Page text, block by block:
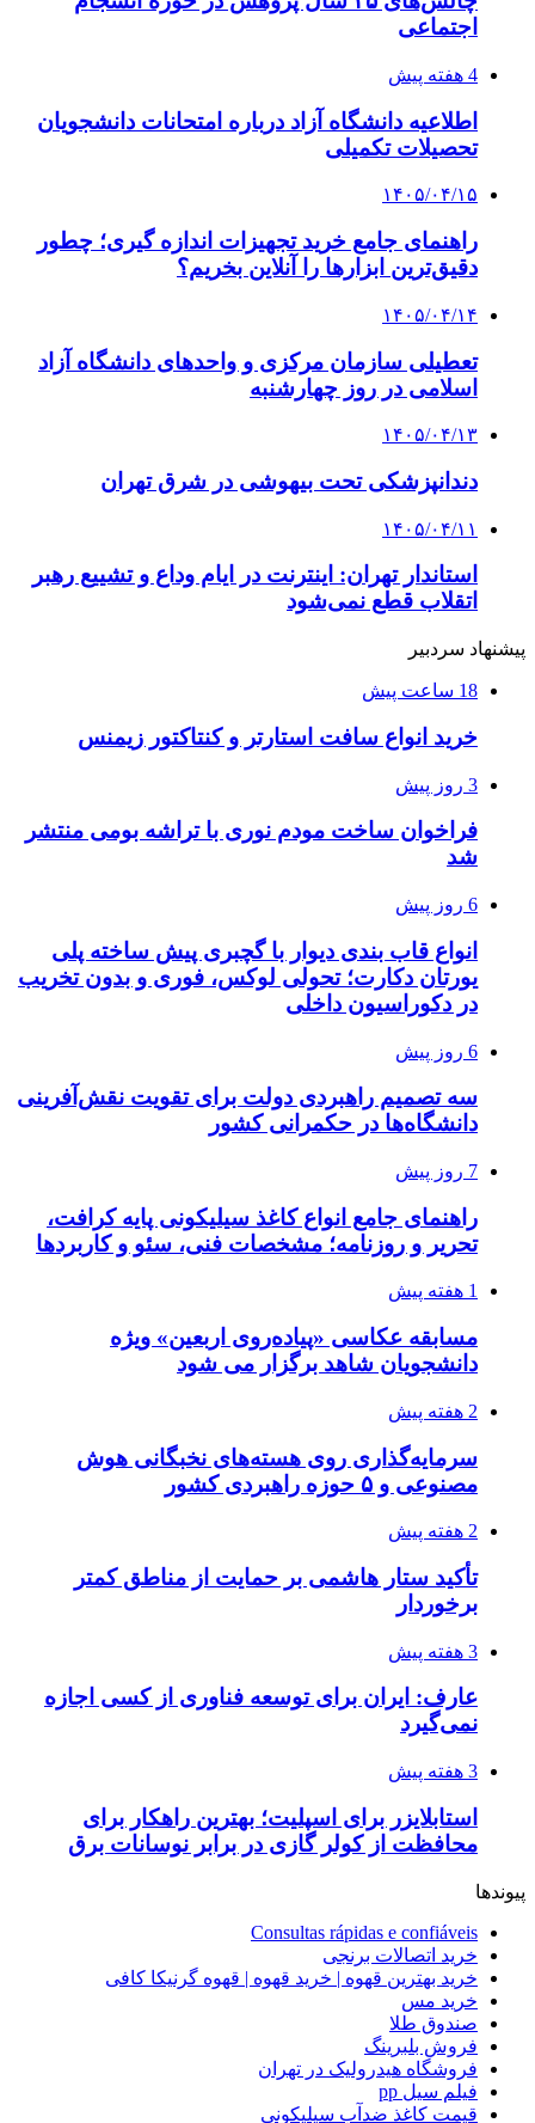
اجتماعی
4 هفته پیش
اطلاعیه دانشگاه آزاد درباره امتحانات دانشجویان
تحصیلات تکمیلی
۱۴۰۵/۰۴/۱۵
راهنمای جامع خرید تجهیزات اندازه گیری؛ چطور
دقیق‌ترین ابزارها را آنلاین بخریم؟
۱۴۰۵/۰۴/۱۴
تعطیلی سازمان مرکزی و واحدهای دانشگاه آزاد
اسلامی در روز چهارشنبه
۱۴۰۵/۰۴/۱۳
دندانپزشکی تحت بیهوشی در شرق تهران
۱۴۰۵/۰۴/۱۱
استاندار تهران: اینترنت در ایام وداع و تشییع رهبر
اتقلاب قطع نمی‌شود
پیشنهاد سردبیر
18 ساعت پیش
خرید انواع سافت استارتر و کنتاکتور زیمنس
3 روز پیش
فراخوان ساخت مودم نوری با تراشه بومی منتشر
شد
6 روز پیش
انواع قاب بندی دیوار با گچبری پیش ساخته پلی
یورتان دکارت؛ تحولی لوکس، فوری و بدون تخریب
در دکوراسیون داخلی
6 روز پیش
سه تصمیم راهبردی دولت برای تقویت نقش‌آفرینی
دانشگاه‌ها در حکمرانی کشور
7 روز پیش
راهنمای جامع انواع کاغذ سیلیکونی پایه کرافت،
تحریر و روزنامه؛ مشخصات فنی، سئو و کاربردها
1 هفته پیش
مسابقه عکاسی «پیاده‌روی اربعین» ویژه
دانشجویان شاهد برگزار می شود
2 هفته پیش
سرمایه‌گذاری روی هسته‌های نخبگانی هوش
مصنوعی و ۵ حوزه راهبردی کشور
2 هفته پیش
تأکید ستار هاشمی بر حمایت از مناطق کمتر
برخوردار
3 هفته پیش
عارف: ایران برای توسعه فناوری از کسی اجازه
نمی‌گیرد
3 هفته پیش
استابلایزر برای اسپلیت؛ بهترین راهکار برای
محافظت از کولر گازی در برابر نوسانات برق
پیوندها
Consultas rápidas e confiáveis
خرید اتصالات برنجی
خرید بهترین قهوه | خرید قهوه | قهوه گرنیکا کافی
خرید مس
صندوق طلا
فروش بلبرینگ
فروشگاه هیدرولیک در تهران
فیلم سیل pp
قیمت کاغذ ضدآب سیلیکونی